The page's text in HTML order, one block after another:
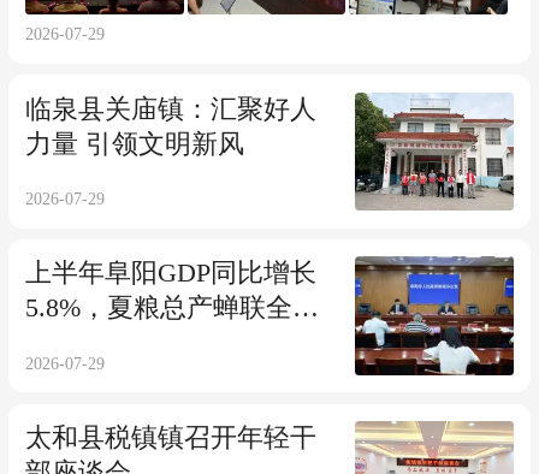
2026-07-29
临泉县关庙镇：汇聚好人
力量 引领文明新风
2026-07-29
上半年阜阳GDP同比增长
5.8%，夏粮总产蝉联全省
2026-07-29
太和县税镇镇召开年轻干